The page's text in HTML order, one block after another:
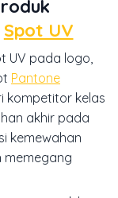
Spot UV
UV pada logo,
Pantone
kompetitor kelas
akhir pada
kemewahan
memegang